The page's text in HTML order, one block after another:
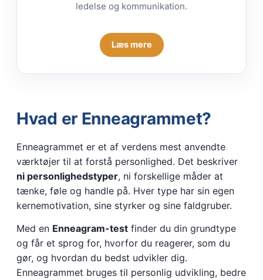
ledelse og kommunikation.
Læs mere
Hvad er Enneagrammet?
Enneagrammet er et af verdens mest anvendte
værktøjer til at forstå personlighed. Det beskriver
ni personlighedstyper, ni forskellige måder at
tænke, føle og handle på. Hver type har sin egen
kernemotivation, sine styrker og sine faldgruber.
Med en Enneagram-test finder du din grundtype
og får et sprog for, hvorfor du reagerer, som du
gør, og hvordan du bedst udvikler dig.
Enneagrammet bruges til personlig udvikling, bedre